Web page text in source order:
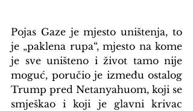
Pojas Gaze je mjesto uništenja, to
je „paklena rupa“, mjesto na kome
je sve uništeno i život tamo nije
moguć, poručio je između ostalog
Trump pred Netanyahuom, koji se
smješkao i koji je glavni krivac